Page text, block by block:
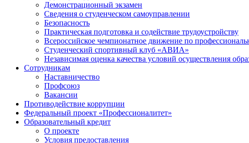
Демонстрационный экзамен
Сведения о студенческом самоуправлении
Безопасность
Практическая подготовка и содействие трудоустройству
Всероссийское чемпионатное движение по
Студенческий спортивный клуб «АВИА»
Независимая оценка качества условий осуществления
Сотрудникам
Наставничество
Профсоюз
Вакансии
Противодействие коррупции
Федеральный проект «Профессионалитет»
Образовательный кредит
О проекте
Условия предоставления